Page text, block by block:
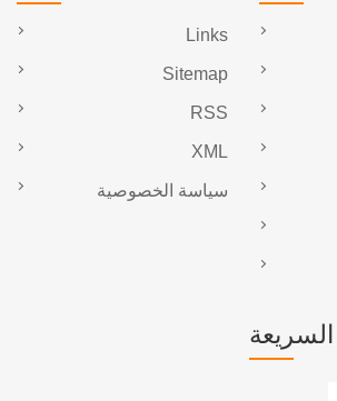
Links
Sitemap
RSS
XML
سياسة الخصوصية